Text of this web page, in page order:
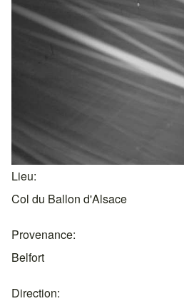
Lieu
Col du Ballon d'Alsace
Provenance
Belfort
Direction